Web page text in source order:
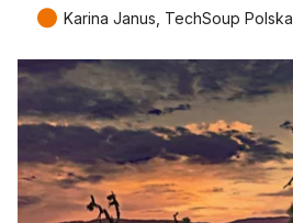
● Karina Janus, TechSoup Polska